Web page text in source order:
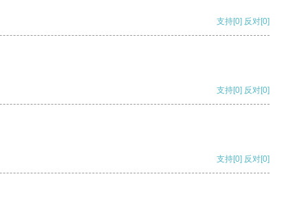
支持[0] 反对[0]
支持[0] 反对[0]
支持[0] 反对[0]